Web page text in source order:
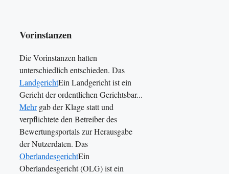
Vorinstanzen
Die Vorinstanzen hatten
unterschiedlich entschieden. Das
LandgerichtEin Landgericht ist ein
Gericht der ordentlichen Gerichtsbar...
Mehrgab der Klage statt und
verpflichtete den Betreiber des
Bewertungsportals zur Herausgabe
der Nutzerdaten. Das
OberlandesgerichtEin
Oberlandesgericht (OLG) ist ein